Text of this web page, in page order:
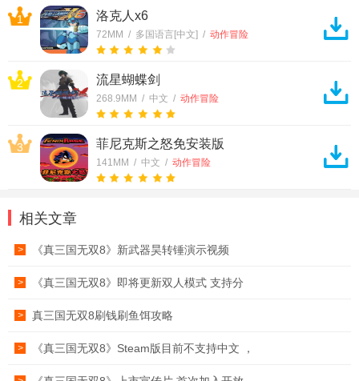
1 洛克人x6
72MM / 多国语言[中文] / 动作冒险
2 流星蝴蝶剑
268.9MM / 中文 / 动作冒险
3 菲尼克斯之怒免安装版
141MM / 中文 / 动作冒险
相关文章
> 《真三国无双8》新武器昊转锤演示视频
> 《真三国无双8》即将更新双人模式 支持分
> 真三国无双8刷钱刷鱼饵攻略
> 《真三国无双8》Steam版目前不支持中文 ，